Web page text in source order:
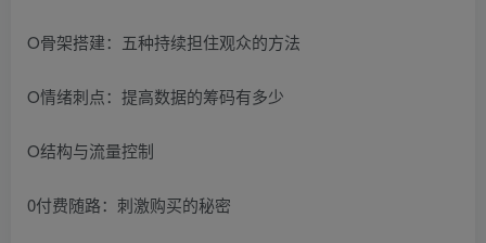
O骨架搭建：五种持续担住观众的方法
O情绪刺点：提高数据的筹码有多少
O结构与流量控制
0付费随路：刺激购买的秘密